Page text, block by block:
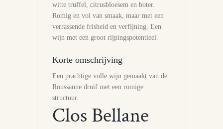
witte truffel, citrusbloesem en boter.
Romig en vol van smaak, maar met een
verrassende frisheid en verfijning. Een
wijn met een groot rijpingspotentieel.
Korte omschrijving
Een prachtige volle wijn gemaakt van de
Roussanne druif met een romige
structuur.
Clos Bellane